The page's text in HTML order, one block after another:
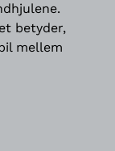
betyder,
mellem